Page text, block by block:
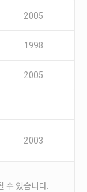
2005
1998
2005
2003
수 있습니다.